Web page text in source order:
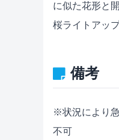
に似た花形と
桜ライトアッ
備考
※状況により
不可